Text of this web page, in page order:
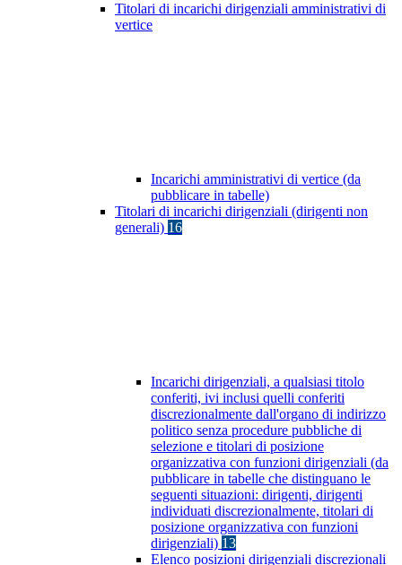
Titolari di incarichi dirigenziali amministrativi di
vertice
Incarichi amministrativi di vertice (da
pubblicare in tabelle)
Titolari di incarichi dirigenziali (dirigenti non
generali) 16
Incarichi dirigenziali, a qualsiasi titolo
conferiti, ivi inclusi quelli conferiti
discrezionalmente dall'organo di indirizzo
politico senza procedure pubbliche di
selezione e titolari di posizione
organizzativa con funzioni dirigenziali (da
pubblicare in tabelle che distinguano le
seguenti situazioni: dirigenti, dirigenti
individuati discrezionalmente, titolari di
posizione organizzativa con funzioni
dirigenziali) 13
Elenco posizioni dirigenziali discrezionali